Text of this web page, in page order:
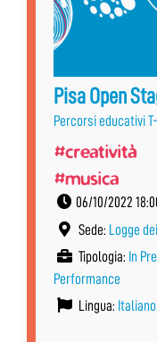
Pisa Open
Percorsi educativi T-
#creatività
#musica
06/10/2022
Sede: Logge
Tipologia: In
Performance
Lingua: Italiano